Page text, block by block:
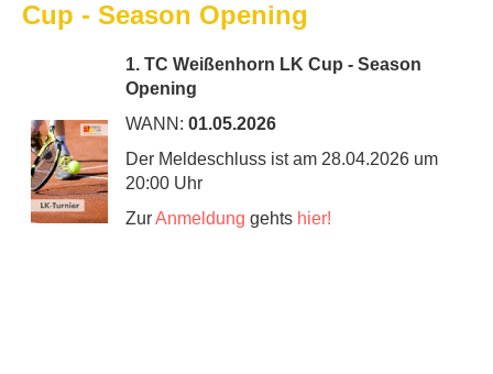
Cup - Season Opening
1. TC Weißenhorn LK Cup - Season
Opening
WANN: 01.05.2026
Der Meldeschluss ist am 28.04.2026 um
20:00 Uhr
ZurAnmeldung gehts hier!